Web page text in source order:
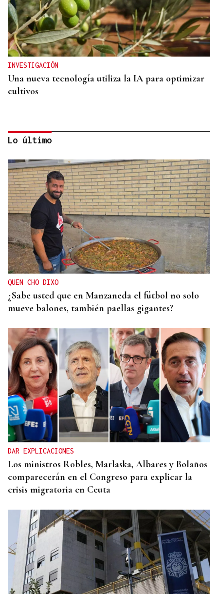
INVESTIGACIÓN
Una nueva tecnología utiliza la IA para optimizar
cultivos
SIEMENS GAMESA
El Ibex 35 abre la sesión con un alza del 0,4% y
acaricia los históricos 20.100 puntos
Lo último
QUEN CHO DIXO
¿Sabe usted que en Manzaneda el fútbol no solo
mueve balones, también paellas gigantes?
DAR EXPLICACIONES
Los ministros Robles, Marlaska, Albares y Bolaños
comparecerán en el Congreso para explicar la
crisis migratoria en Ceuta